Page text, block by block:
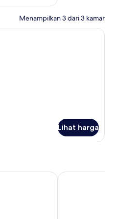
Menampilkan 3 dari 3 kamar
Lihat harga
B&B HOTEL Saintes